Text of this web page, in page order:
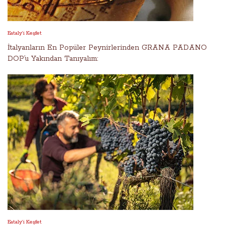
Eataly’i Keşfet
İtalyanların En Popüler Peynirlerinden GRANA PADANO
DOP’u Yakından Tanıyalım:
Eataly’i Keşfet